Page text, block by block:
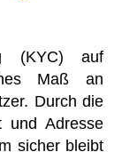
(KYC) auf
Maß an
Durch die
und Adresse
sicher bleibt